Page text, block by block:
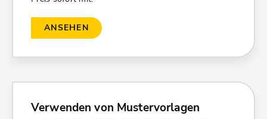
ANSEHEN
Verwenden von Mustervorlagen